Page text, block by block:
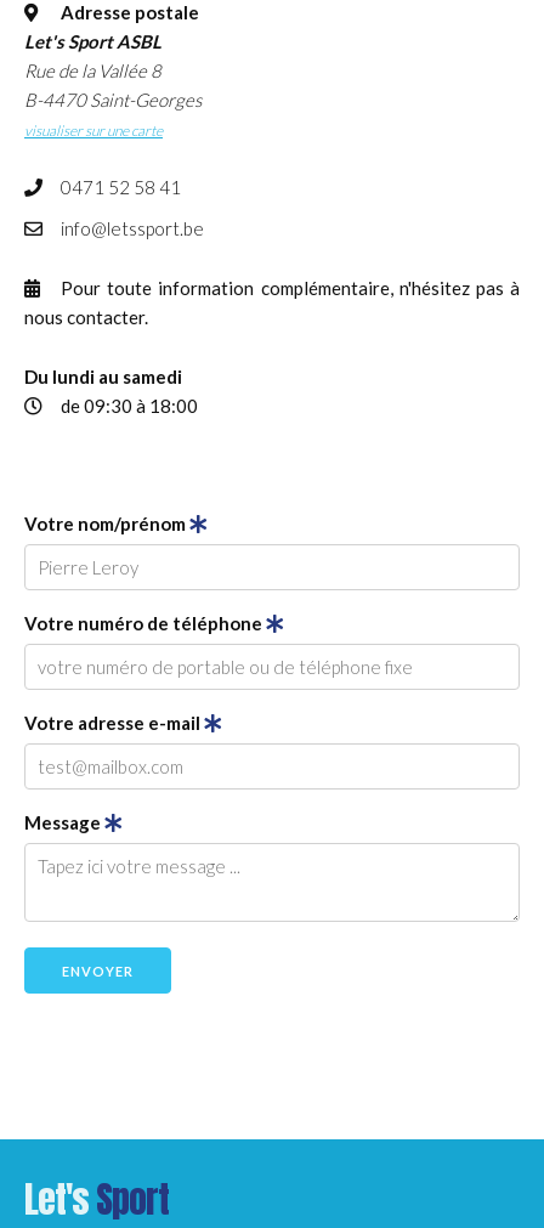
Adresse postale
Let's Sport ASBL
Rue de la Vallée 8
B-4470 Saint-Georges
visualiser sur une carte
0471 52 58 41
info@letssport.be
Pour toute information complémentaire, n'hésitez pas à
nous contacter.
Du lundi au samedi
de 09:30 à 18:00
Votre nom/prénom
Votre numéro de téléphone
Votre adresse e-mail
Message
Let'sSport